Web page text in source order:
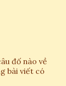
đố nào về
bài viết có